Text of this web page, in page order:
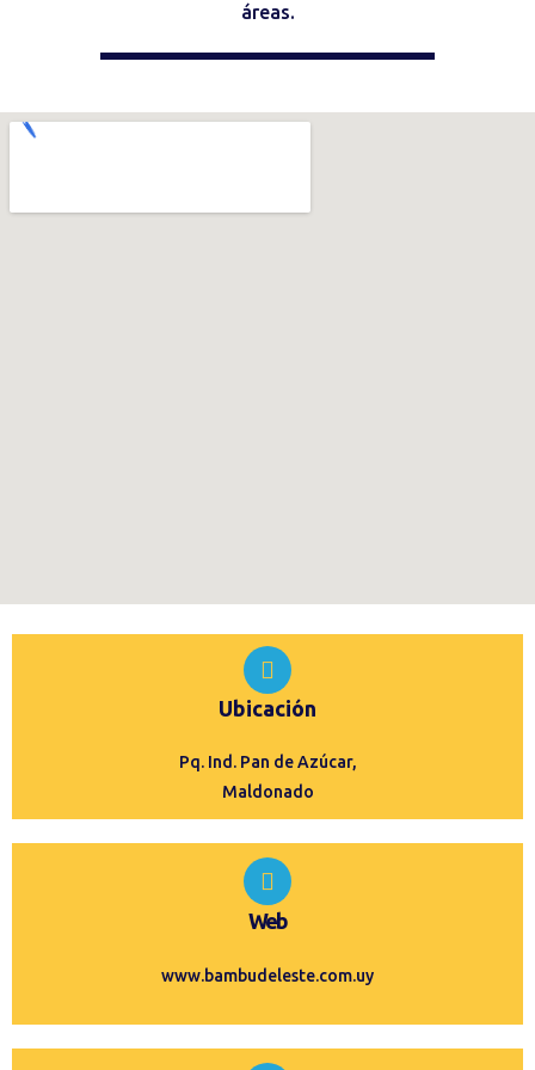
áreas.
Ubicación
Pq. Ind. Pan de Azúcar,
Maldonado
Web
www.bambudeleste.com.uy